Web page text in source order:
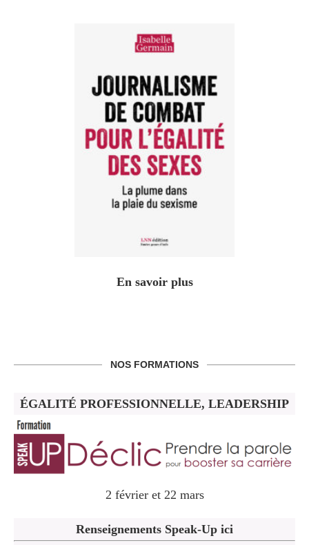
En savoir plus
NOS FORMATIONS
ÉGALITÉ PROFESSIONNELLE, LEADERSHIP
2 février et 22 mars
Renseignements Speak-Up ici